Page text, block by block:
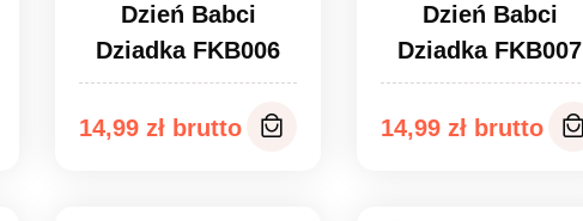
Dzień Babci
Dziadka FKB006
14,99 zł
Dzień Babci
Dziadka FKB007
14,99 zł